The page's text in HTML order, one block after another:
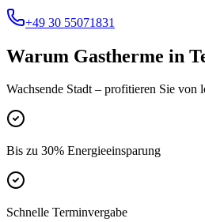
+49 30 55071831
Warum Gastherme in
Wachsende Stadt– profitieren Sie von
Bis zu 30% Energieeinsparung
Schnelle Terminvergabe